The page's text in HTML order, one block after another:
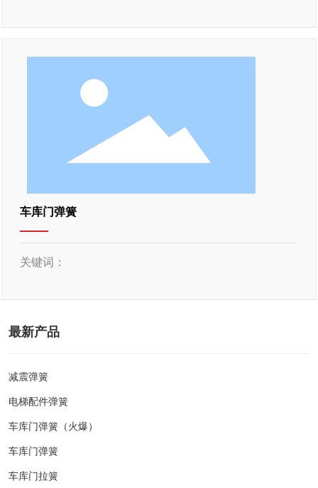
车库门弹簧
关键词：
最新产品
减震弹簧
电梯配件弹簧
车库门弹簧（火爆）
车库门弹簧
车库门拉簧